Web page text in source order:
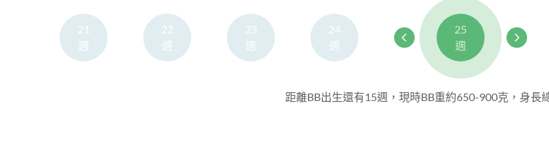
21
週
22
週
23
週
24
週
25
週
距離BB出生還有15週，現時BB重約650-900克，身長